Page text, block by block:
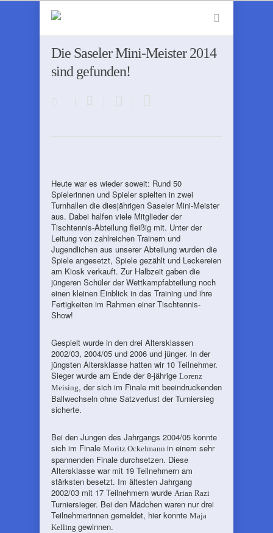
Die Saseler Mini-Meister 2014
sind gefunden!
Heute war es wieder soweit: Rund 50
Spielerinnen und Spieler spielten in zwei
Turnhallen die diesjährigen Saseler Mini-Meister
aus. Dabei halfen viele Mitglieder der
Tischtennis-Abteilung fleißig mit. Unter der
Leitung von zahlreichen Trainern und
Jugendlichen aus unserer Abteilung wurden die
Spiele angesetzt, Spiele gezählt und Leckereien
am Kiosk verkauft. Zur Halbzeit gaben die
jüngeren Schüler der Wettkampfabteilung noch
einen kleinen Einblick in das Training und ihre
Fertigkeiten im Rahmen einer Tischtennis-
Show!
Gespielt wurde in den drei Altersklassen
2002/03, 2004/05 und 2006 und jünger. In der
jüngsten Altersklasse hatten wir 10 Teilnehmer.
Sieger wurde am Ende der 8-jährige Lorenz
Meising, der sich im Finale mit beeindruckenden
Ballwechseln ohne Satzverlust der Turniersieg
sicherte.
Bei den Jungen des Jahrgangs 2004/05 konnte
sich im Finale Moritz Ockelmann in einem sehr
spannenden Finale durchsetzen. Diese
Altersklasse war mit 19 Teilnehmern am
stärksten besetzt. Im ältesten Jahrgang
2002/03 mit 17 Teilnehmern wurde Arian Razi
Turniersieger. Bei den Mädchen waren nur drei
Teilnehmerinnen gemeldet, hier konnte Maja
Kelling gewinnen.